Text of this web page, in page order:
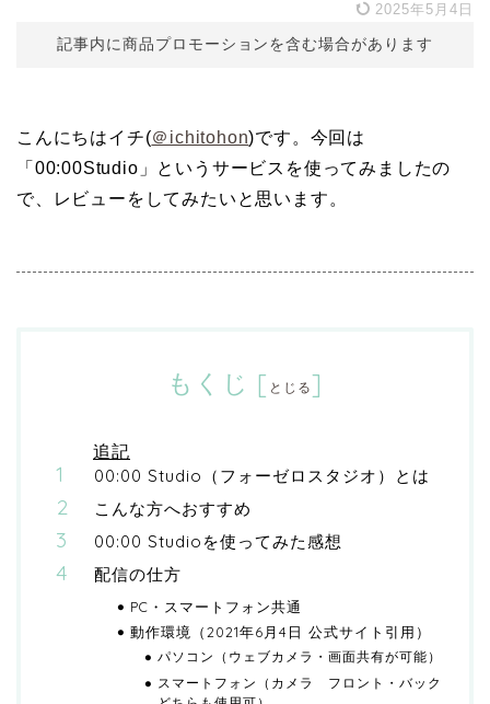
2025年5月4日
記事内に商品プロモーションを含む場合があります
こんにちはイチ(＠ichitohon)です。今回は
「00:00Studio」というサービスを使ってみましたの
で、レビューをしてみたいと思います。
もくじ [ とじる]
追記
00:00 Studio（フォーゼロスタジオ）とは
こんな方へおすすめ
00:00 Studioを使ってみた感想
配信の仕方
PC・スマートフォン共通
動作環境（2021年6月4日 公式サイト引用）
パソコン（ウェブカメラ・画面共有が可能）
スマートフォン（カメラ フロント・バック